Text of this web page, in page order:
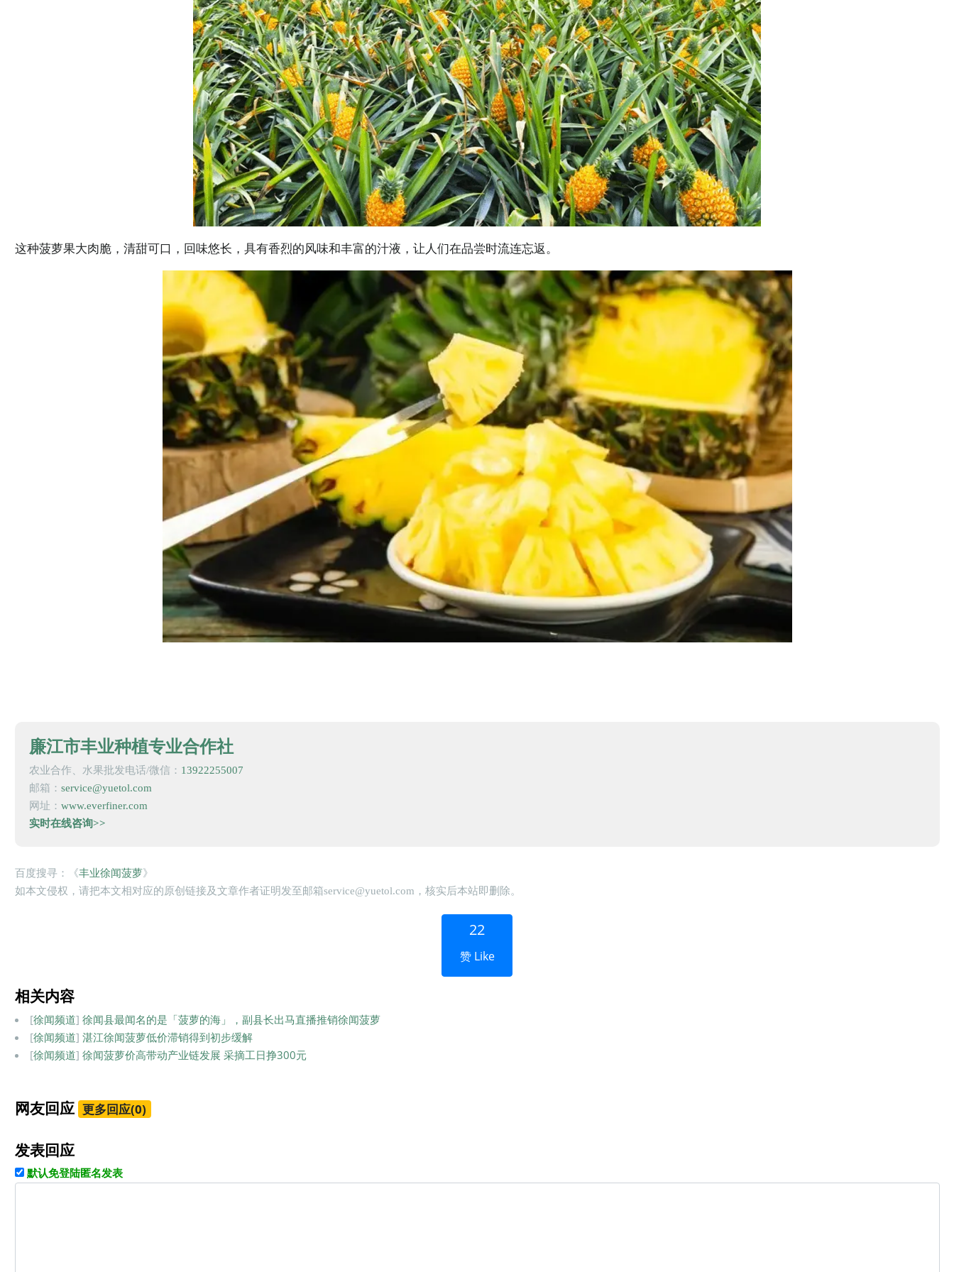
这种菠萝果大肉脆，清甜可口，回味悠长，具有香烈的风味和丰富的汁液，让人们在品尝时流连忘返。
廉江市丰业种植专业合作社
农业合作、水果批发电话/微信： 13922255007
邮箱： service@yuetol.com
网址： www.everfiner.com
实时在线咨询>>
百度搜寻：《丰业徐闻菠萝》
如本文侵权，请把本文相对应的原创链接及文章作者证明发至邮箱service@yuetol.com，核实后本站即删除。
22
赞 Like
相关内容
[徐闻频道] 徐闻县最闻名的是「菠萝的海」，副县长出马直播推销徐闻菠萝
[徐闻频道] 湛江徐闻菠萝低价滞销得到初步缓解
[徐闻频道] 徐闻菠萝价高带动产业链发展 采摘工日挣300元
网友回应 更多回应(0)
发表回应
默认免登陆匿名发表